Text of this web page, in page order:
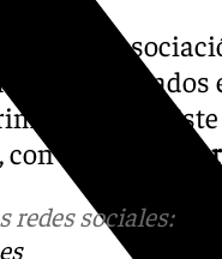
la
terminados
premio.
, con 120 euros
redes sociales: